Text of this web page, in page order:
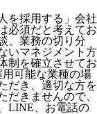
を採用する」 会社
必須だと考えてお
、業務の切り分
いマネジメント方
制 を確立させてお
可能な業種の場
だき、適切な方を
だきませんので、
LINE、お電話の